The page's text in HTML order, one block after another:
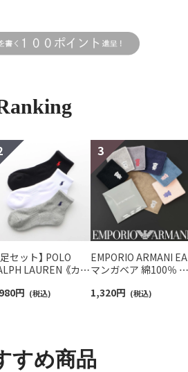
足セット】 POLO
LAUREN 《カラ
イントソックス シ
円 (税込)
EMPORIO ARMANI EA
マンガベア 綿100％ ミ
最短翌日発送】
1,320円 (税込)
すめ商品